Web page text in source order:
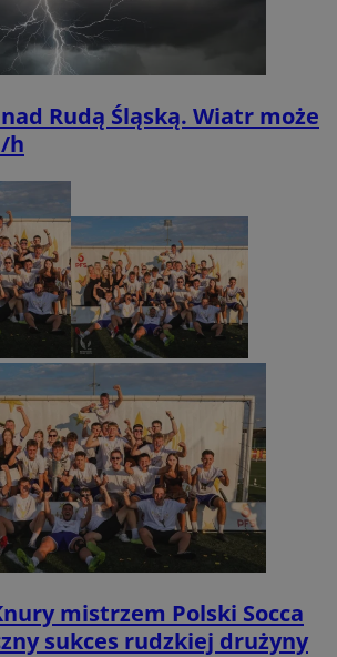
Rudą Śląską. Wiatr może
h
mistrzem Polski Socca
sukces rudzkiej drużyny